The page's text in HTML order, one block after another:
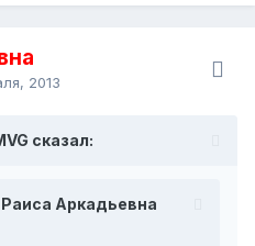
2013
сказал:
Раиса Аркадьевна